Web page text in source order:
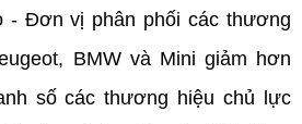
- Đơn vị phân phối các thương
BMW và Mini giảm hơn
số các thương hiệu chủ lực